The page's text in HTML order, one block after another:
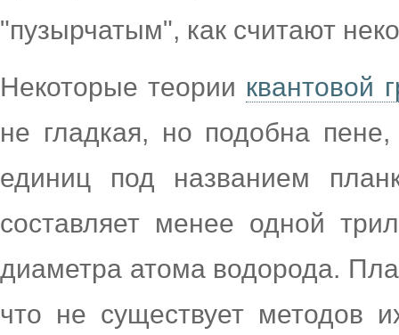
"пузырчатым", как считают
Некоторые теории квантовой
не гладкая, но подобна
единиц под названием
составляет менее одной
диаметра атома водорода.
что не существует методов